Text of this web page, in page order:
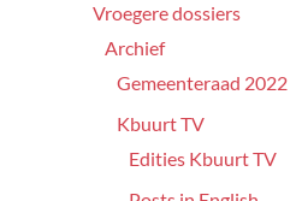
Vroegere dossiers
Archief
Gemeenteraad 2022
Kbuurt TV
Edities Kbuurt TV